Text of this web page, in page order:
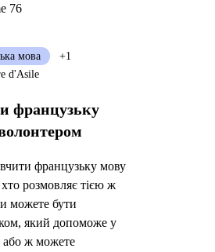
76
французьку
французьку мову
розмовляє тією ж
можете бути
який допоможе у
або ж можете
мова
+1
d'Asile